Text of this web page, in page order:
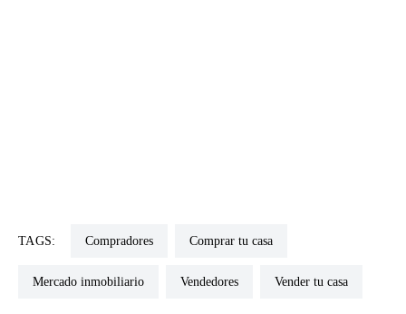
TAGS: Compradores Comprar tu casa
Mercado inmobiliario Vendedores Vender tu casa